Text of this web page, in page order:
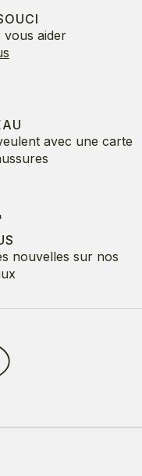
vous aider
avec une carte
nouvelles sur nos